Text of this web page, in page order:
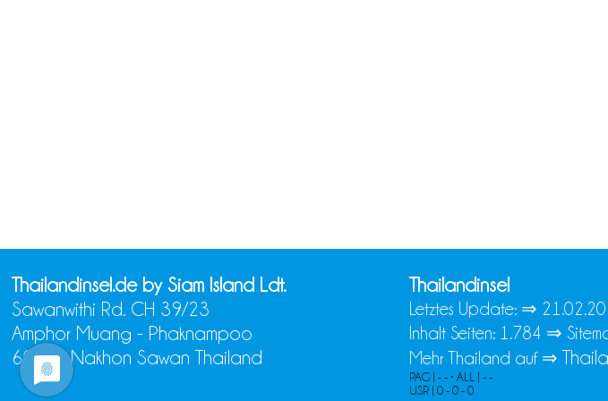
Thailandinsel.de by Siam Island Ldt.
Sawanwithi Rd. CH 39/23
Amphor Muang - Phaknampoo
60000 Nakhon Sawan Thailand
Thailandinsel
Letztes Update: ⇒
Inhalt Seiten: 1.784 ⇒
Mehr Thailand auf ⇒
PAG | - - • ALL | - -
USR | 0 - 0 - 0